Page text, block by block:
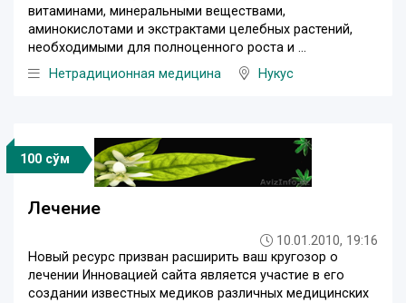
витаминами, минеральными веществами,
аминокислотами и экстрактами целебных растений,
необходимыми для полноценного роста и ...
Нетрадиционная медицина
Нукус
100 сўм
Лечение
10.01.2010, 19:16
Новый ресурс призван расширить ваш кругозор о
лечении Инновацией сайта является участие в его
создании известных медиков различных медицинских